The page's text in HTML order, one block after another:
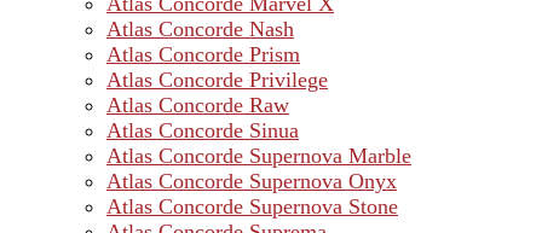
Atlas Concorde Nash
Atlas Concorde Prism
Atlas Concorde Privilege
Atlas Concorde Raw
Atlas Concorde Sinua
Atlas Concorde Supernova Marble
Atlas Concorde Supernova Onyx
Atlas Concorde Supernova Stone